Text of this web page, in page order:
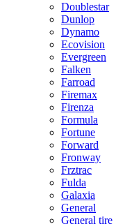
Doublestar
Dunlop
Dynamo
Ecovision
Evergreen
Falken
Farroad
Firemax
Firenza
Formula
Fortune
Forward
Fronway
Frztrac
Fulda
Galaxia
General
General tire